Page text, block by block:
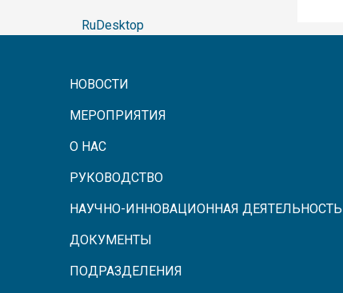
RuDesktop
НОВОСТИ
МЕРОПРИЯТИЯ
О НАС
РУКОВОДСТВО
НАУЧНО-ИННОВАЦИОННАЯ ДЕЯТЕЛЬНОСТЬ
ДОКУМЕНТЫ
ПОДРАЗДЕЛЕНИЯ